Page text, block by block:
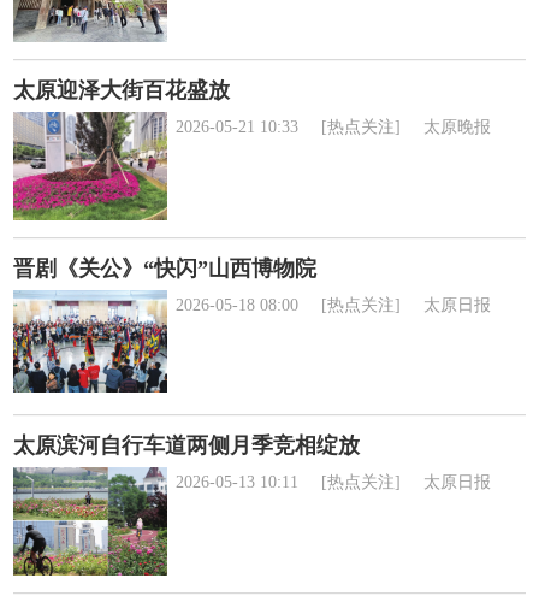
太原迎泽大街百花盛放
2026-05-21 10:33 [热点关注] 太原晚报
晋剧《关公》“快闪”山西博物院
2026-05-18 08:00 [热点关注] 太原日报
太原滨河自行车道两侧月季竞相绽放
2026-05-13 10:11 [热点关注] 太原日报